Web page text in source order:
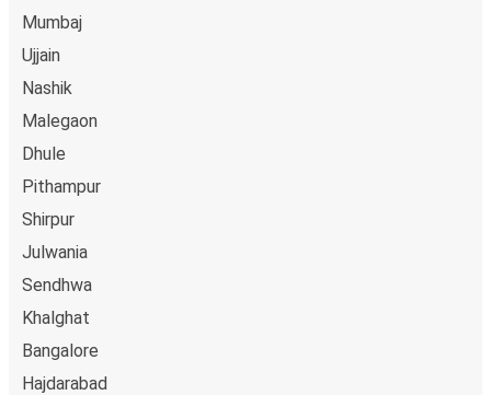
Mumbaj
Ujjain
Nashik
Malegaon
Dhule
Pithampur
Shirpur
Julwania
Sendhwa
Khalghat
Bangalore
Hajdarabad